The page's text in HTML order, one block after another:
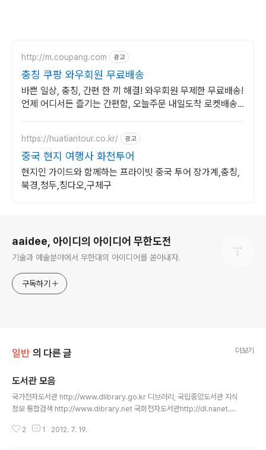
http://m.coupang.com 광고
충칭 쿠팡 와우회원 무료배송
바쁜 일상, 충칭, 간편 한 끼 해결! 와우회원 무제한 무료배송!
언제 어디서든 즐기는 간편함, 오늘주문 내일도착 로켓배송
https://huatiantour.co.kr/ 광고
중국 현지 여행사 화천투어
현지인 가이드와 함께하는 프라이빗 중국 투어 장가계,충칭,
북경,청두,칭다오,구체구
aaidee, 아이디의 아이디어 무한도전
기술과 예술분야에서 무한대의 아이디어를 쏟아내자.
구독하기
일반 의 다른 글 더보기
도서관 모음
국가전자도서관 http://www.dlibrary.go.kr 디브러리, 국립중앙도서관 지식
정보 통합검색 http://www.dibrary.net 국회전자도서관http://dl.nanet.g
길잡이http://lib.seoul.go.kr 서울특별시 종합자료관http://src.seoul.go.
2 1 2012. 7. 19.